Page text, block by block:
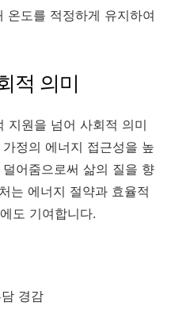
온도를 적정하게 유지하여
적 의미
지원을 넘어 사회적 의미
정의 에너지 접근성을 높
어줌으로써 삶의 질을 향
는 에너지 절약과 효율적
도 기여합니다.
경감